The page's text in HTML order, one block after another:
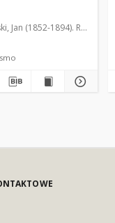
Jan (1852-1894). Red.